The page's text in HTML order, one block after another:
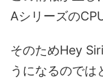
Aシリーズの
そのためHey
うになるのでは